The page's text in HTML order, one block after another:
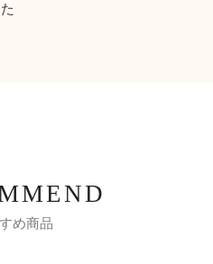
め商品